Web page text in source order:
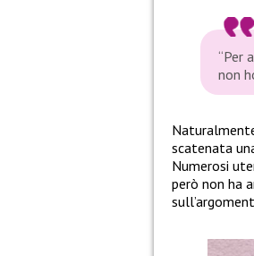
“Per
non
scatenata
Numerosi
però non ha